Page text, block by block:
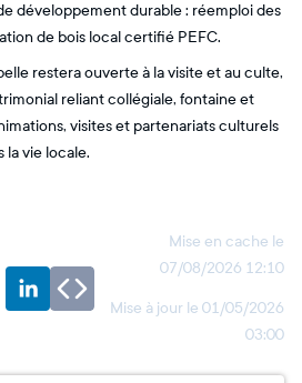
développement durable : réemploi des
de bois local certifié PEFC.
restera ouverte à la visite et au culte,
reliant collégiale, fontaine et
visites et partenariats culturels
la vie locale.
Mise en cache le
07/08/2026 12:10
Mise à jour le 01/05/2026
03:00